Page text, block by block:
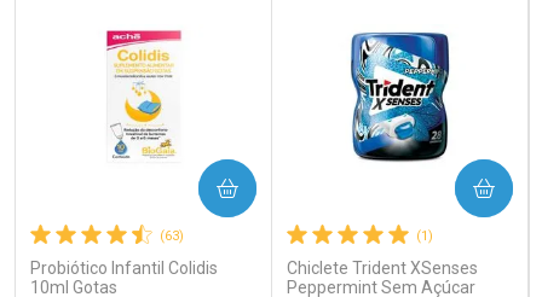
Comprar sem Desconto
Por R$ 31,35/cada
Comprar sem Desconto
Por R$ 31,35/cada
(63)
Probiótico Infantil Colidis
10ml Gotas
COMPRAR
(1)
Chiclete Trident XSenses
Peppermint Sem Açúcar
COMPRAR